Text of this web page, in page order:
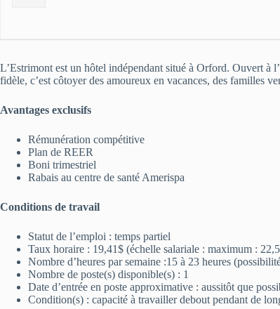
L’Estrimont est un hôtel indépendant situé à Orford. Ouvert à
fidèle, c’est côtoyer des amoureux en vacances, des familles
Avantages exclusifs
Rémunération compétitive
Plan de REER
Boni trimestriel
Rabais au centre de santé Amerispa
Conditions de travail
Statut de l’emploi : temps partiel
Taux horaire : 19,41$ (échelle salariale : maximum :
Nombre d’heures par semaine :15 à 23 heures
Nombre de poste(s) disponible(s) : 1
Date d’entrée en poste approximative : aussitôt que
Condition(s) : capacité à travailler debout pendant de